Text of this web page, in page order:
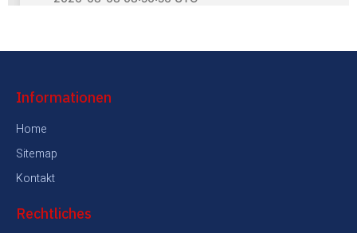
Informationen
Home
Sitemap
Kontakt
Rechtliches